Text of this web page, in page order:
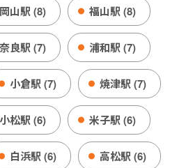
岡山駅 (8) 福山駅 (8)
奈良駅 (7) 浦和駅 (7)
小倉駅 (7) 焼津駅 (7)
小松駅 (6) 米子駅 (6)
白浜駅 (6) 高松駅 (6)